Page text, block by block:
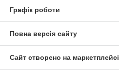
Графік роботи
Повна версія сайту
Сайт створено на маркетплейсі